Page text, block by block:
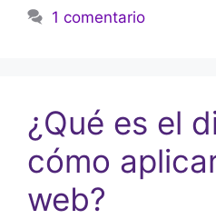
1 comentario
¿Qué es el
cómo
web?